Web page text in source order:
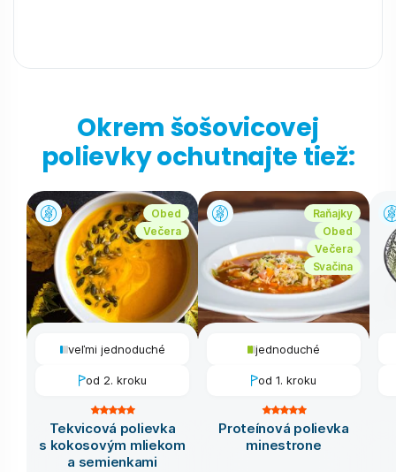
Okrem šošovicovej
polievky ochutnajte tiež:
Obed
Večera
veľmi jednoduché
od 2. kroku
Tekvicová polievka
s kokosovým mliekom
a semienkami
Raňajky
Obed
Večera
Svačina
jednoduché
od 1. kroku
Proteínová polievka
minestrone